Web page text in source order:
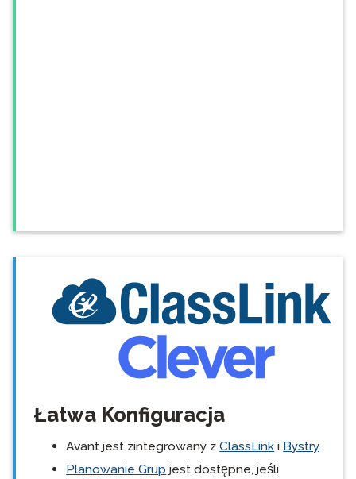
Łatwa Konfiguracja
Avant jest zintegrowany zClassLink i Bystry.
Planowanie Grup jest dostępne, jeśli